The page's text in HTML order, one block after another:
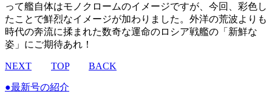
って艦自体はモノクロームのイメージですが、今回、彩色し
たことで鮮烈なイメージが加わりました。外洋の荒波よりも
時代の奔流に揉まれた数奇な運命のロシア戦艦の「新鮮な
姿」にご期待あれ！
NEXT TOP BACK
●最新号の紹介